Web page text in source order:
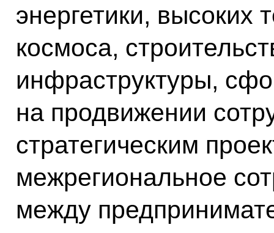
энергетики, высоких
космоса,
инфраструктуры,
на продвижении
стратегическим
межрегиональное
между